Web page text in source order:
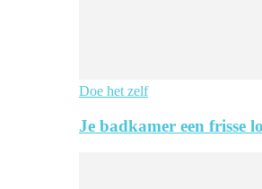
Doe het zelf
Je badkamer een frisse